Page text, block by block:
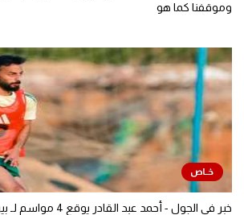
وموقفنا كما هو
خبر في الجول - أحمد عبد القادر يوقع 4 مواسم لـ بيراميدز